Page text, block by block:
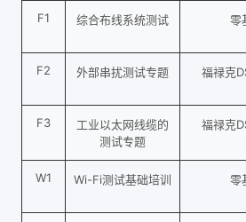
F1 综合布线系统测试 零
F2 外部串扰测试专题 福禄克
F3
工业以太网线缆的
测试专题
福禄克
W1 Wi-Fi测试基础培训 零